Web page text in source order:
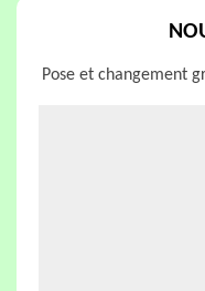
Pose et changement